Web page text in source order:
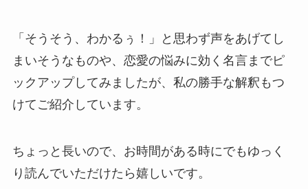
「そうそう、わかるぅ！」と思わず声をあげてし
まいそうなものや、恋愛の悩みに効く名言までピ
ックアップしてみましたが、私の勝手な解釈もつ
けてご紹介しています。
ちょっと長いので、お時間がある時にでもゆっく
り読んでいただけたら嬉しいです。